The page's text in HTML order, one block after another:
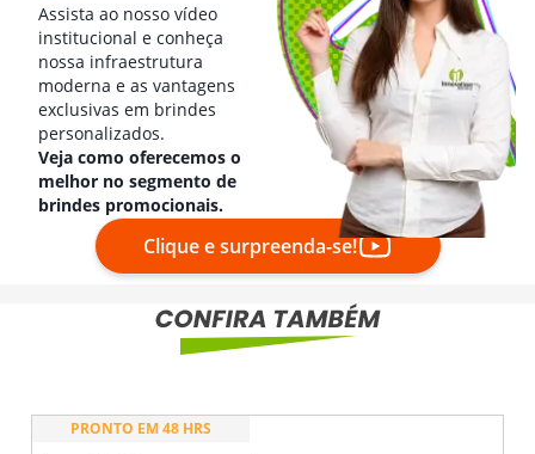
Assista ao nosso vídeo
institucional e conheça
nossa infraestrutura
moderna e as vantagens
exclusivas em brindes
personalizados.
Veja como oferecemos o
melhor no segmento de
brindes promocionais.
Clique e surpreenda-se!
PRONTO EM 48 HRS